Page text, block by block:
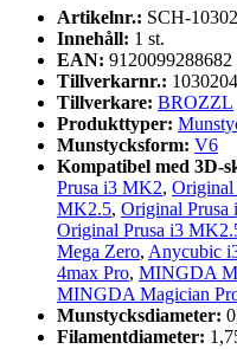
Artikelnr.: SCH-
Innehåll: 1 st.
EAN: 9120099288682
Tillverkarnr.:
Tillverkare: BROZZL
Produkttyper:
Munstycksform: V6
Kompatibel med 3D-
Prusa i3 MK2, Original
MK2.5, Original
Original Prusa i3
Mega Zero, Anycubic
4max Pro, MINGDA
MINGDA Magician
Munstycksdiameter:
Filamentdiameter: